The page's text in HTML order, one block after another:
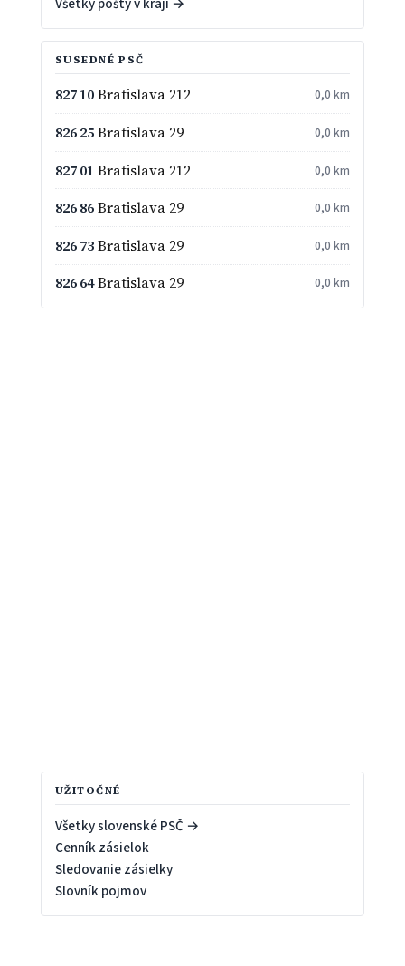
SUSEDNÉ PSČ
827 10Bratislava 212 0,0 km
826 25Bratislava 29 0,0 km
827 01 Bratislava 212 0,0 km
826 86Bratislava 29 0,0 km
826 73Bratislava 29 0,0 km
826 64Bratislava 29 0,0 km
UŽITOČNÉ
Všetky slovenské PSČ →
Cenník zásielok
Sledovanie zásielky
Slovník pojmov